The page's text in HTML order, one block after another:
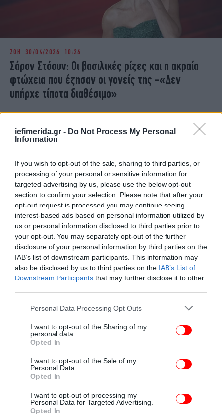
iefimerida.gr - Do Not Process My Personal
Information
If you wish to opt-out of the sale, sharing to third parties, or
processing of your personal or sensitive information for
targeted advertising by us, please use the below opt-out
section to confirm your selection. Please note that after your
opt-out request is processed you may continue seeing
interest-based ads based on personal information utilized by
us or personal information disclosed to third parties prior to
your opt-out. You may separately opt-out of the further
disclosure of your personal information by third parties on the
IAB’s list of downstream participants. This information may
also be disclosed by us to third parties on the IAB’s List of
Downstream Participants that may further disclose it to other
Please note that this website/app uses one or more Google
not limited to your visit or usage behaviour. You may click to
grant or deny consent to Google and its third-party tags to
use your data for below specified purposes in below Google
consent section.
Personal Data Processing Opt Outs
I want to opt-out of the Sharing of my
personal data.
Opted In
I want to opt-out of the Sale of my
Personal Data.
Opted In
I want to opt-out of processing my
Personal Data for Targeted Advertising.
Opted In
ΖΩΗ 30/04/2026 10:26
Σάρον Στόουν: Οι βασιλικές ρίζες και η ακραία
φτώχεια που έζησαν οι γονείς της -«Δεν
υπήρχε τίποτα διαθέσιμο»
ΚΟΣΜΟΣ 01/04/2026 06:45
Αργεντινή: Η φτώχεια μειώνεται κατά...
αμφισβητούμενους, επίσημους αριθμούς